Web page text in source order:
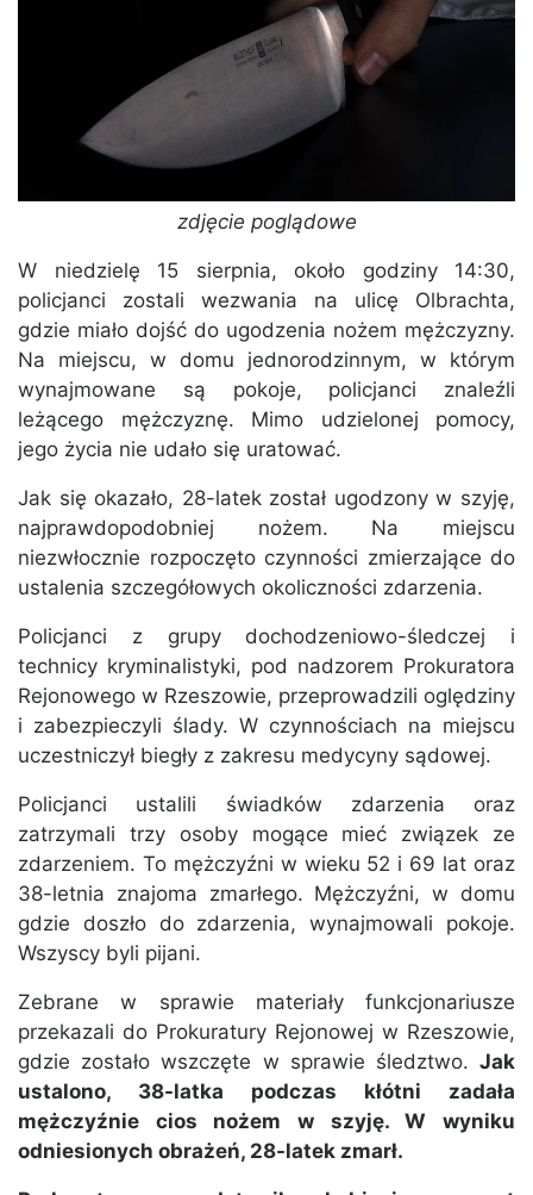
zdjęcie poglądowe
W niedzielę 15 sierpnia, około godziny 14:30,
policjanci zostali wezwania na ulicę Olbrachta,
gdzie miało dojść do ugodzenia nożem mężczyzny.
Na miejscu, w domu jednorodzinnym, w którym
wynajmowane są pokoje, policjanci znaleźli
leżącego mężczyznę. Mimo udzielonej pomocy,
jego życia nie udało się uratować.
Jak się okazało, 28-latek został ugodzony w szyję,
najprawdopodobniej nożem. Na miejscu
niezwłocznie rozpoczęto czynności zmierzające do
ustalenia szczegółowych okoliczności zdarzenia.
Policjanci z grupy dochodzeniowo-śledczej i
technicy kryminalistyki, pod nadzorem Prokuratora
Rejonowego w Rzeszowie, przeprowadzili oględziny
i zabezpieczyli ślady. W czynnościach na miejscu
uczestniczył biegły z zakresu medycyny sądowej.
Policjanci ustalili świadków zdarzenia oraz
zatrzymali trzy osoby mogące mieć związek ze
zdarzeniem. To mężczyźni w wieku 52 i 69 lat oraz
38-letnia znajoma zmarłego. Mężczyźni, w domu
gdzie doszło do zdarzenia, wynajmowali pokoje.
Wszyscy byli pijani.
Zebrane w sprawie materiały funkcjonariusze
przekazali do Prokuratury Rejonowej w Rzeszowie,
gdzie zostało wszczęte w sprawie śledztwo. Jak
ustalono, 38-latka podczas kłótni zadała
mężczyźnie cios nożem w szyję. W wyniku
odniesionych obrażeń, 28-latek zmarł.